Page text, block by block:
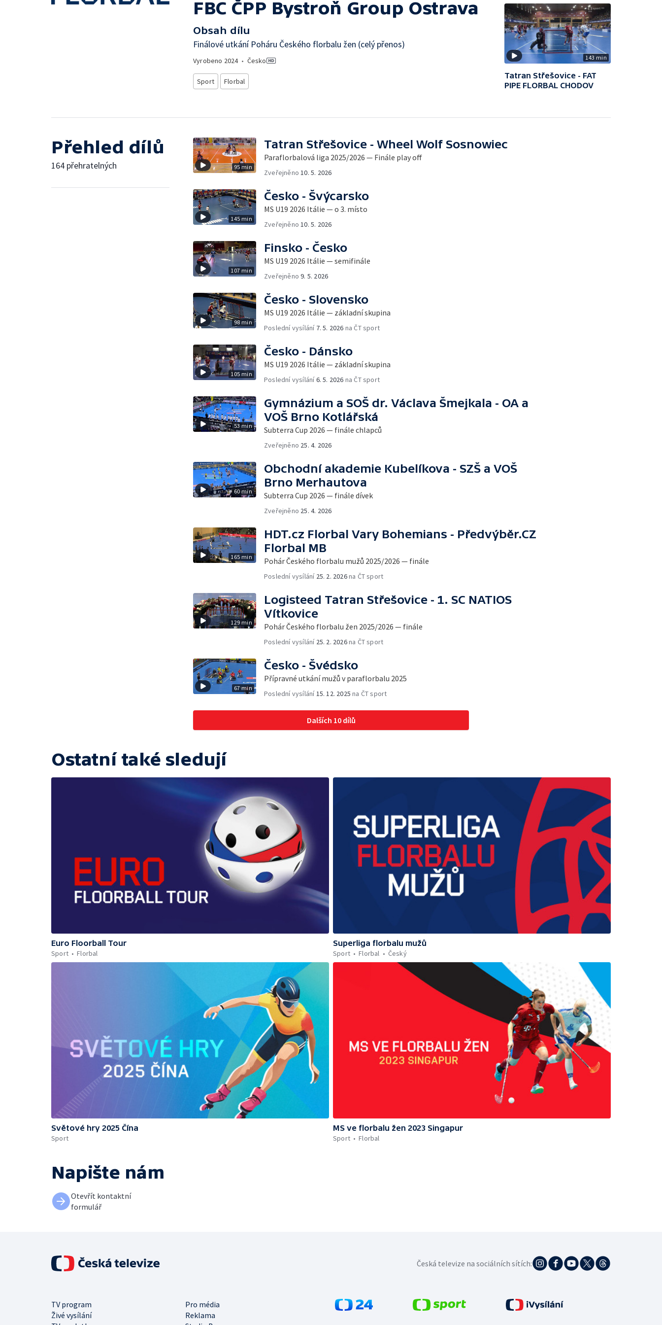
FBC ČPP Bystroň Group Ostrava
Obsah dílu
Finálové utkání Poháru Českého florbalu žen (celý přenos)
Vyrobeno 2024• Česko
Sport Florbal
143 min
Tatran Střešovice - FAT
PIPE FLORBAL CHODOV
Přehled dílů
164 přehratelných 95 min
Tatran Střešovice - Wheel Wolf Sosnowiec
Paraflorbalová liga 2025/2026 — Finále play off
Zveřejněno 10. 5. 2026
145 min
Česko - Švýcarsko
MS U19 2026 Itálie — o 3. místo
Zveřejněno 10. 5. 2026
107 min
Finsko - Česko
MS U19 2026 Itálie — semifinále
Zveřejněno9. 5. 2026
98 min
Česko - Slovensko
MS U19 2026 Itálie — základní skupina
Poslední vysílání 7. 5. 2026 na ČT sport
105 min
Česko - Dánsko
MS U19 2026 Itálie — základní skupina
Poslední vysílání6. 5. 2026 na ČT sport
53 min
Gymnázium a SOŠ dr. Václava Šmejkala - OA a
VOŠ Brno Kotlářská
Subterra Cup 2026 — finále chlapců
Zveřejněno 25. 4. 2026
60 min
Obchodní akademie Kubelíkova - SZŠ a VOŠ
Brno Merhautova
Subterra Cup 2026 — finále dívek
Zveřejněno 25. 4. 2026
165 min
HDT.cz Florbal Vary Bohemians - Předvýběr.CZ
Florbal MB
Pohár Českého florbalu mužů 2025/2026 — finále
Poslední vysílání 25. 2. 2026na ČT sport
129 min
Logisteed Tatran Střešovice - 1. SC NATIOS
Vítkovice
Pohár Českého florbalu žen 2025/2026 — finále
Poslední vysílání 25. 2. 2026na ČT sport
67 min
Česko - Švédsko
Přípravné utkání mužů v paraflorbalu 2025
Poslední vysílání 15. 12. 2025 na ČT sport
Dalších 10 dílů
Ostatní také sledují
Euro Floorball Tour
Sport
Florbal
Superliga florbalu mužů
Sport
Florbal Český
Světové hry 2025 Čína
Sport
MS ve florbalu žen 2023 Singapur
Sport
Florbal
Napište nám
Otevřít kontaktní
formulář
TV program
Pro média
Živé vysílání
Reklama
Česká televize na sociálních sítích: